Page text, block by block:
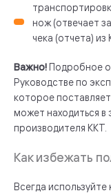
нож (отвечает
чека (отчета) из
Важно! Подробное
Руководстве по
которое
может находиться
производителя ККТ.
Как избежать
Всегда